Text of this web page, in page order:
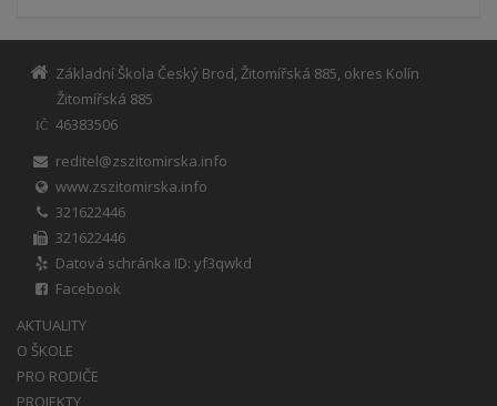
Základní Škola Český Brod, Žitomířská 885, okres Kolín
Žitomířská 885
IČ
46383506
reditel@zszitomirska.info
www.zszitomirska.info
321622446
321622446
Datová schránka ID: yf3qwkd
Facebook
AKTUALITY
O ŠKOLE
PRO RODIČE